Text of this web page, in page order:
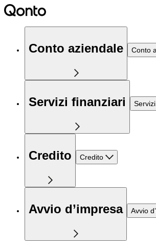
Conto aziendale Conto
Servizi finanziari
Credito Credito
Avvio d’impresa Avvio